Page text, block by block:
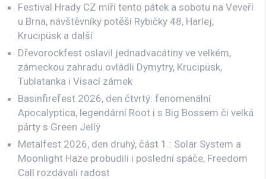
Festival Hrady CZ míří tento pátek a sobotu na Veveří
u Brna, návštěvníky potěší Rybičky 48, Harlej,
Krucipüsk a další
Dřevorockfest oslavil jednadvacátiny ve velkém,
zámeckou zahradu ovládli Dymytry, Krucipüsk,
Tublatanka i Visací zámek
Basinfirefest 2026, den čtvrtý: fenomenální
Apocalyptica, legendární Root i s Big Bossem či velká
párty s Green Jellÿ
Metalfest 2026, den druhý, část 1.: Solar System a
Moonlight Haze probudili i poslední spáče, Freedom
Call rozdávali radost